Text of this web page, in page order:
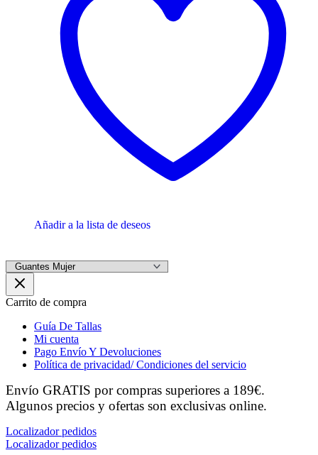
Añadir a la lista de deseos
Carrito de compra
Guía De Tallas
Mi cuenta
Pago Envío Y Devoluciones
Política de privacidad/ Condiciones del servicio
Envío GRATIS por compras superiores a 189€.
Algunos precios y ofertas son exclusivas online.
Localizador pedidos
Localizador pedidos